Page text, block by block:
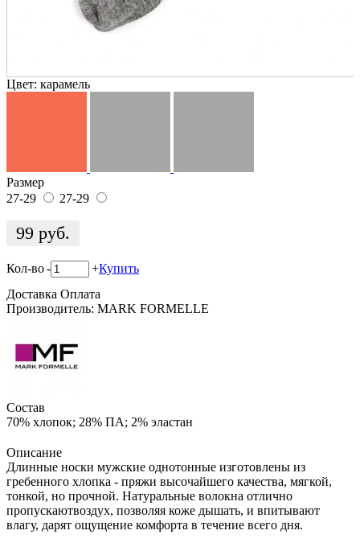
Цвет: карамель
Размер
27-29
27-29
99 руб.
Кол-во- +Купить
Доставка Оплата
Производитель: MARK FORMELLE
Состав
70% хлопок; 28% ПА; 2% эластан
Описание
Длинные носки мужские однотонные изготовлены из
гребенного хлопка - пряжи высочайшего качества, мягкой,
тонкой, но прочной. Натуральные волокна отлично
пропускаютвоздух, позволяя коже дышать, и впитывают
влагу, дарят ощущение комфорта в течение всего дня.